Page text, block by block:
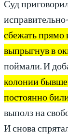
Суд
сбежать прямо
выпрыгнув в
поймали. И
колонии
постоянно
выполз на
И снова